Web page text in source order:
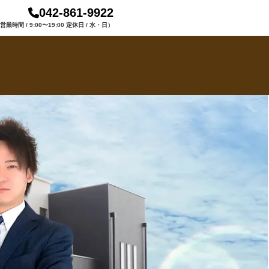
042-861-9922
業時間 / 9:00〜19:00 定休日 / 水・日）